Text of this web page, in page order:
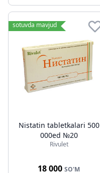
sotuvda mavjud
Nistatin tabletkalari 500
000ed №20
Rivulet
18 000 SO'M